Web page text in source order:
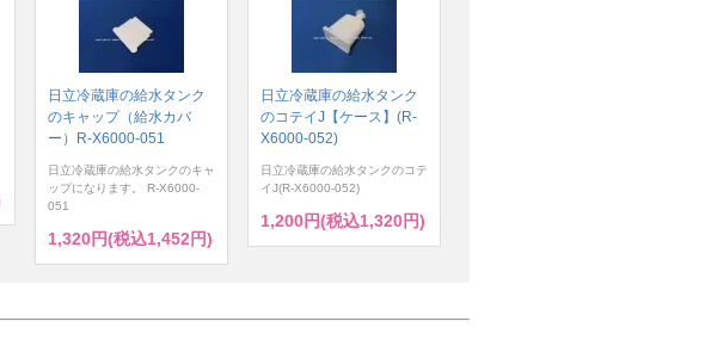
日立冷蔵庫の給水タンク
のキャップ（給水カバ
ー）R-X6000-051
日立冷蔵庫の給水タンクのキャ
ップになります。 R-X6000-
051
1,320円(税込1,452円)
日立冷蔵庫の給水タンク
のコテイJ【ケース】(R-
X6000-052)
日立冷蔵庫の給水タンクのコテ
イJ(R-X6000-052)
1,200円(税込1,320円)